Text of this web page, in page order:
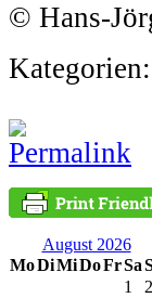
© Hans-
Kategorien:
August 2026
MoDiMiDoFrSa
1
2